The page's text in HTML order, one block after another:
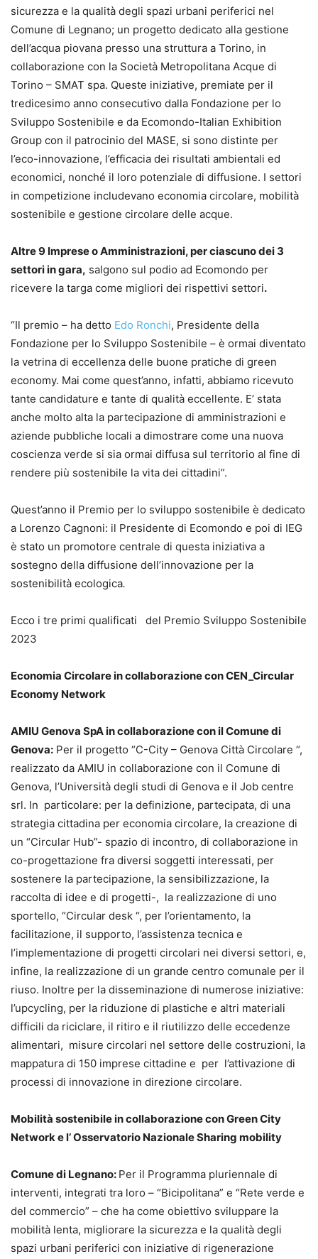
sicurezza e la qualità degli spazi urbani periferici nel
Comune di Legnano; un progetto dedicato alla gestione
dell’acqua piovana presso una struttura a Torino, in
collaborazione con la Società Metropolitana Acque di
Torino – SMAT spa. Queste iniziative, premiate per il
tredicesimo anno consecutivo dalla Fondazione per lo
Sviluppo Sostenibile e da Ecomondo-Italian Exhibition
Group con il patrocinio del MASE, si sono distinte per
l’eco-innovazione, l’efficacia dei risultati ambientali ed
economici, nonché il loro potenziale di diffusione. I settori
in competizione includevano economia circolare, mobilità
sostenibile e gestione circolare delle acque.
Altre 9 Imprese o Amministrazioni, per ciascuno dei 3
settori in gara, salgono sul podio ad Ecomondo per
ricevere la targa come migliori dei rispettivi settori.
“Il premio – ha detto Edo Ronchi, Presidente della
Fondazione per lo Sviluppo Sostenibile – è ormai diventato
la vetrina di eccellenza delle buone pratiche di green
economy. Mai come quest’anno, infatti, abbiamo ricevuto
tante candidature e tante di qualità eccellente. E’ stata
anche molto alta la partecipazione di amministrazioni e
aziende pubbliche locali a dimostrare come una nuova
coscienza verde si sia ormai diffusa sul territorio al fine di
rendere più sostenibile la vita dei cittadini”.
Quest’anno il Premio per lo sviluppo sostenibile è dedicato
a Lorenzo Cagnoni: il Presidente di Ecomondo e poi di IEG
è stato un promotore centrale di questa iniziativa a
sostegno della diffusione dell’innovazione per la
sostenibilità ecologica.
Ecco i tre primi qualificati del Premio Sviluppo Sostenibile
2023
Economia Circolare in collaborazione con CEN_Circular
Economy Network
AMIU Genova SpA in collaborazione con il Comune di
Genova: Per il progetto “C-City – Genova Città Circolare “,
realizzato da AMIU in collaborazione con il Comune di
Genova, l’Università degli studi di Genova e il Job centre
srl. In particolare: per la definizione, partecipata, di una
strategia cittadina per economia circolare, la creazione di
un “Circular Hub”- spazio di incontro, di collaborazione in
co-progettazione fra diversi soggetti interessati, per
sostenere la partecipazione, la sensibilizzazione, la
raccolta di idee e di progetti-, la realizzazione di uno
sportello, “Circular desk “, per l’orientamento, la
facilitazione, il supporto, l’assistenza tecnica e
l’implementazione di progetti circolari nei diversi settori, e,
infine, la realizzazione di un grande centro comunale per il
riuso. Inoltre per la disseminazione di numerose iniziative:
l’upcycling, per la riduzione di plastiche e altri materiali
difficili da riciclare, il ritiro e il riutilizzo delle eccedenze
alimentari, misure circolari nel settore delle costruzioni, la
mappatura di 150 imprese cittadine e per l’attivazione di
processi di innovazione in direzione circolare.
Mobilità sostenibile in collaborazione con Green City
Network e l’ Osservatorio Nazionale Sharing mobility
Comune di Legnano: Per il Programma pluriennale di
interventi, integrati tra loro – “Bicipolitana” e “Rete verde e
del commercio” – che ha come obiettivo sviluppare la
mobilità lenta, migliorare la sicurezza e la qualità degli
spazi urbani periferici con iniziative di rigenerazione